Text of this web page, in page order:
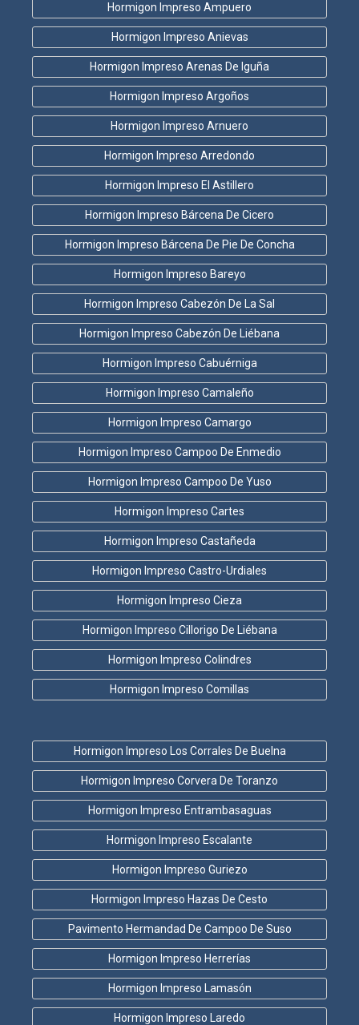
Hormigon Impreso Ampuero
Hormigon Impreso Anievas
Hormigon Impreso Arenas De Iguña
Hormigon Impreso Argoños
Hormigon Impreso Arnuero
Hormigon Impreso Arredondo
Hormigon Impreso El Astillero
Hormigon Impreso Bárcena De Cicero
Hormigon Impreso Bárcena De Pie De Concha
Hormigon Impreso Bareyo
Hormigon Impreso Cabezón De La Sal
Hormigon Impreso Cabezón De Liébana
Hormigon Impreso Cabuérniga
Hormigon Impreso Camaleño
Hormigon Impreso Camargo
Hormigon Impreso Campoo De Enmedio
Hormigon Impreso Campoo De Yuso
Hormigon Impreso Cartes
Hormigon Impreso Castañeda
Hormigon Impreso Castro-Urdiales
Hormigon Impreso Cieza
Hormigon Impreso Cillorigo De Liébana
Hormigon Impreso Colindres
Hormigon Impreso Comillas
Hormigon Impreso Los Corrales De Buelna
Hormigon Impreso Corvera De Toranzo
Hormigon Impreso Entrambasaguas
Hormigon Impreso Escalante
Hormigon Impreso Guriezo
Hormigon Impreso Hazas De Cesto
Pavimento Hermandad De Campoo De Suso
Hormigon Impreso Herrerías
Hormigon Impreso Lamasón
Hormigon Impreso Laredo